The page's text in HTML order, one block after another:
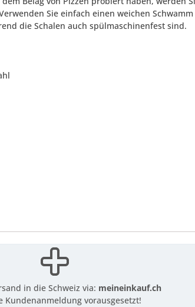
Sie einfach einen weichen
die Schalen auch spülmaschinenfest sind.
in die Schweiz via: meineinkauf.ch
Kundenanmeldung vorausgesetzt!